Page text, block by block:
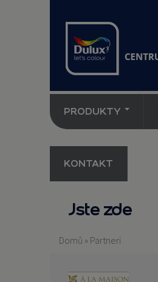
PRODUKTY
KONTAKT
Jste zde
Domů » Partneri